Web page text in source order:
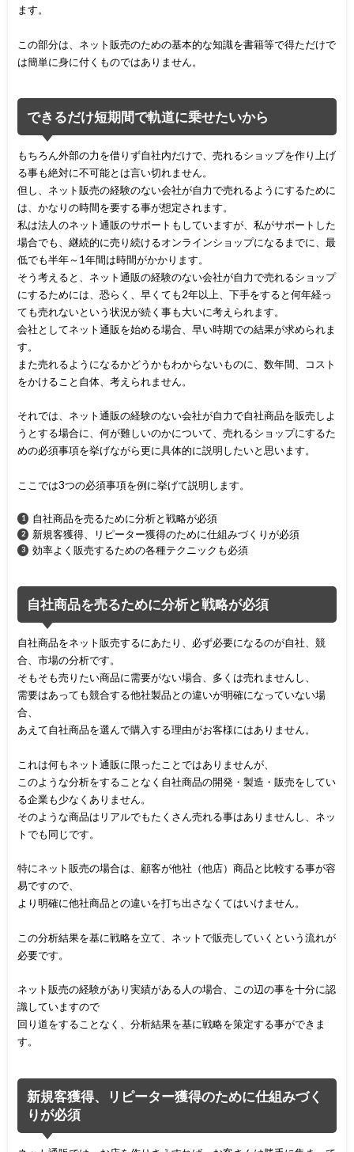
ます。
この部分は、ネット販売のための基本的な知識を書籍等で得ただけで
は簡単に身に付くものではありません。
できるだけ短期間で軌道に乗せたいから
もちろん外部の力を借りず自社内だけで、売れるショップを作り上げ
る事も絶対に不可能とは言い切れません。
但し、ネット販売の経験のない会社が自力で売れるようにするために
は、かなりの時間を要する事が想定されます。
私は法人のネット通販のサポートもしていますが、私がサポートした
場合でも、継続的に売り続けるオンラインショップになるまでに、最
低でも半年～1年間は時間がかかります。
そう考えると、ネット通販の経験のない会社が自力で売れるショップ
にするためには、恐らく、早くても2年以上、下手をすると何年経っ
ても売れないという状況が続く事も大いに考えられます。
会社としてネット通販を始める場合、早い時期での結果が求められま
す。
また売れるようになるかどうかもわからないものに、数年間、コスト
をかけること自体、考えられません。
それでは、ネット通販の経験のない会社が自力で自社商品を販売しよ
うとする場合に、何が難しいのかについて、売れるショップにするた
めの必須事項を挙げながら更に具体的に説明したいと思います。
ここでは3つの必須事項を例に挙げて説明します。
自社商品を売るために分析と戦略が必須
新規客獲得、リピーター獲得のために仕組みづくりが必須
効率よく販売するための各種テクニックも必須
自社商品を売るために分析と戦略が必須
自社商品をネット販売するにあたり、必ず必要になるのが自社、競
合、市場の分析です。
そもそも売りたい商品に需要がない場合、多くは売れませんし、
需要はあっても競合する他社製品との違いが明確になっていない場
合、
あえて自社商品を選んで購入する理由がお客様にはありません。
これは何もネット通販に限ったことではありませんが、
このような分析をすることなく自社商品の開発・製造・販売をしてい
る企業も少なくありません。
そのような商品はリアルでもたくさん売れる事はありませんし、ネッ
トでも同じです。
特にネット販売の場合は、顧客が他社（他店）商品と比較する事が容
易ですので、
より明確に他社商品との違いを打ち出さなくてはいけません。
この分析結果を基に戦略を立て、ネットで販売していくという流れが
必要です。
ネット販売の経験があり実績がある人の場合、この辺の事を十分に認
識していますので
回り道をすることなく、分析結果を基に戦略を策定する事ができま
す。
新規客獲得、リピーター獲得のために仕組みづく
りが必須